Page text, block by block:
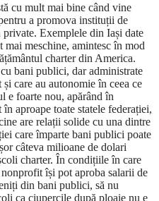
cu mult mai bine când vine
a promova instituții de
Exemplele din Iași date
meschine, amintesc în mod
charter din America.
bani publici, dar administrate
care au autonomie în ceea ce
e foarte nou, apărând în
aproape toate statele federației,
are relații solide cu una dintre
care împarte bani publici poate
câteva milioane de dolari
charter. În condițiile în care
își pot aproba salarii de
din bani publici, să nu
ca ciupercile după ploaie nu e